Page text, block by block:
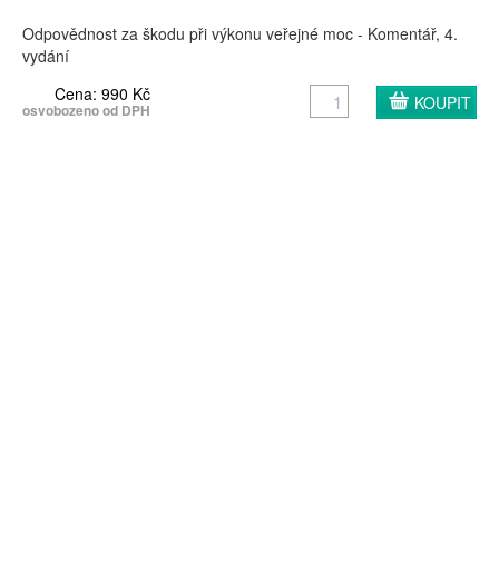
Odpovědnost za škodu při výkonu veřejné moc - Komentář, 4.
vydání
Cena: 990 Kč
osvobozeno od DPH